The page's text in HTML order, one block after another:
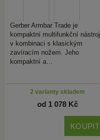
Gerber Armbar Trade je
kompaktní multifunkční nástroj
v kombinaci s klasickým
zavíracím nožem. Jeho
kompaktní a…
2 varianty skladem
od 1 078 Kč
KOUPIT